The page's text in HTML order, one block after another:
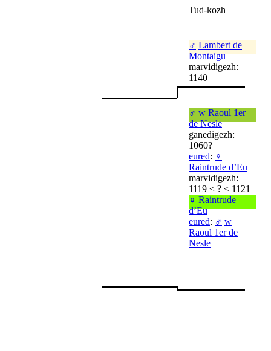
Tud-kozh
♂ Lambert de
Montaigu
marvidigezh:
1140
♂ w Raoul 1er
de Nesle
ganedigezh:
1060?
eured: ♀
Raintrude d’Eu
marvidigezh:
1119 ≤ ? ≤ 1121
♀ Raintrude
d’Eu
eured: ♂ w
Raoul 1er de
Nesle